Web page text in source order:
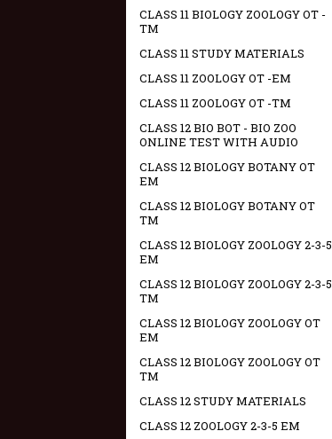
CLASS 11 BIOLOGY ZOOLOGY OT -
TM
CLASS 11 STUDY MATERIALS
CLASS 11 ZOOLOGY OT -EM
CLASS 11 ZOOLOGY OT -TM
CLASS 12 BIO BOT - BIO ZOO
ONLINE TEST WITH AUDIO
CLASS 12 BIOLOGY BOTANY OT
EM
CLASS 12 BIOLOGY BOTANY OT
TM
CLASS 12 BIOLOGY ZOOLOGY 2-3-5
EM
CLASS 12 BIOLOGY ZOOLOGY 2-3-5
TM
CLASS 12 BIOLOGY ZOOLOGY OT
EM
CLASS 12 BIOLOGY ZOOLOGY OT
TM
CLASS 12 STUDY MATERIALS
CLASS 12 ZOOLOGY 2-3-5 EM